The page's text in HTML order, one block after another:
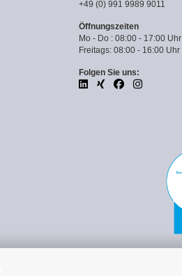
+49 (0) 991 9989 9011
Öffnungszeiten
Mo - Do : 08:00 - 17:00 Uhr
Freitags: 08:00 - 16:00 Uhr
Folgen Sie uns: